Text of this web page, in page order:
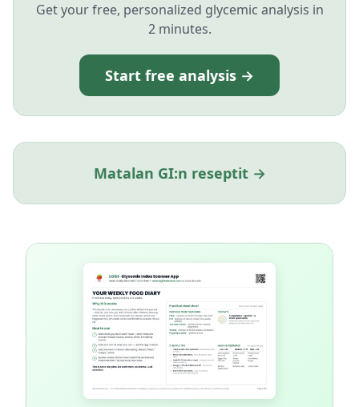
Get your free, personalized glycemic analysis in
2 minutes.
Start free analysis →
Matalan GI:n reseptit →